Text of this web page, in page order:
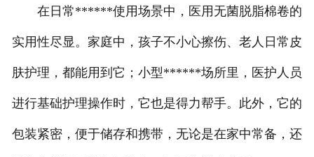
在日常******使用场景中，医用无菌脱脂棉卷的
实用性尽显。家庭中，孩子不小心擦伤、老人日常皮
肤护理，都能用到它；小型******场所里，医护人员
进行基础护理操作时，它也是得力帮手。此外，它的
包装紧密，便于储存和携带，无论是在家中常备，还